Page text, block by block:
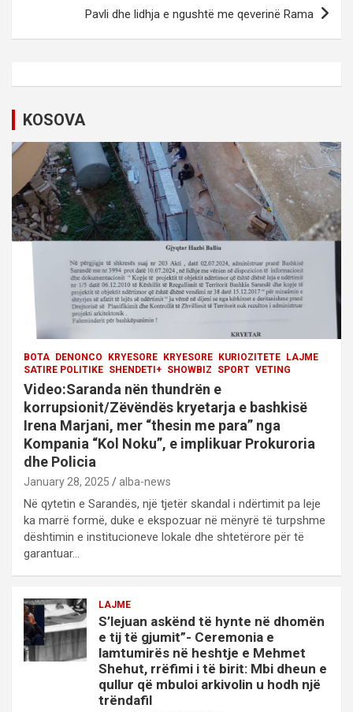
n
v
i
g
a
t
i
o
Pavli dhe lidhja e ngushtë me qeverinë Rama
KOSOVA
BOTA DENONCO KRYESORE KRYESORE KURIOZITETE
LAJME
SATIRE POLITIKE SHENDETI+ SHOWBIZ SPORT VETING
Video:Saranda nën thundrën e
korrupsionit/Zëvëndës kryetarja e bashkisë
Irena Marjani, mer “thesin me para” nga
Kompania “Kol Noku”, e implikuar Prokuroria
dhe Policia
January 28, 2025 alba-news
Në qytetin e Sarandës, një tjetër skandal i ndërtimit pa leje
ka marrë formë, duke e ekspozuar në mënyrë të turpshme
dështimin e institucioneve lokale dhe shtetërore për të
garantuar…
LAJME
S’lejuan askënd të hynte në dhomën
e tij të gjumit”- Ceremonia e
lamtumirës në heshtje e Mehmet
Shehut, rrëfimi i të birit: Mbi dheun e
qullur që mbuloi arkivolin u hodh një
trëndafil